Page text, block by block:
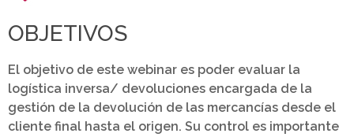
OBJETIVOS
El objetivo de este webinar es poder evaluar la
logística inversa/ devoluciones encargada de la
gestión de la devolución de las mercancías desde el
cliente final hasta el origen. Su control es importante